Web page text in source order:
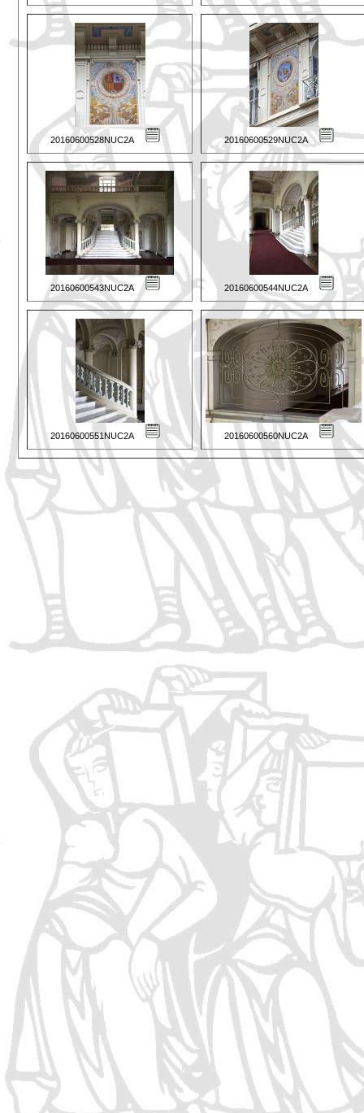
20160600528NUC2A 20160600529NUC2A
20160600543NUC2A 20160600544NUC2A
20160600551NUC2A 20160600560NUC2A